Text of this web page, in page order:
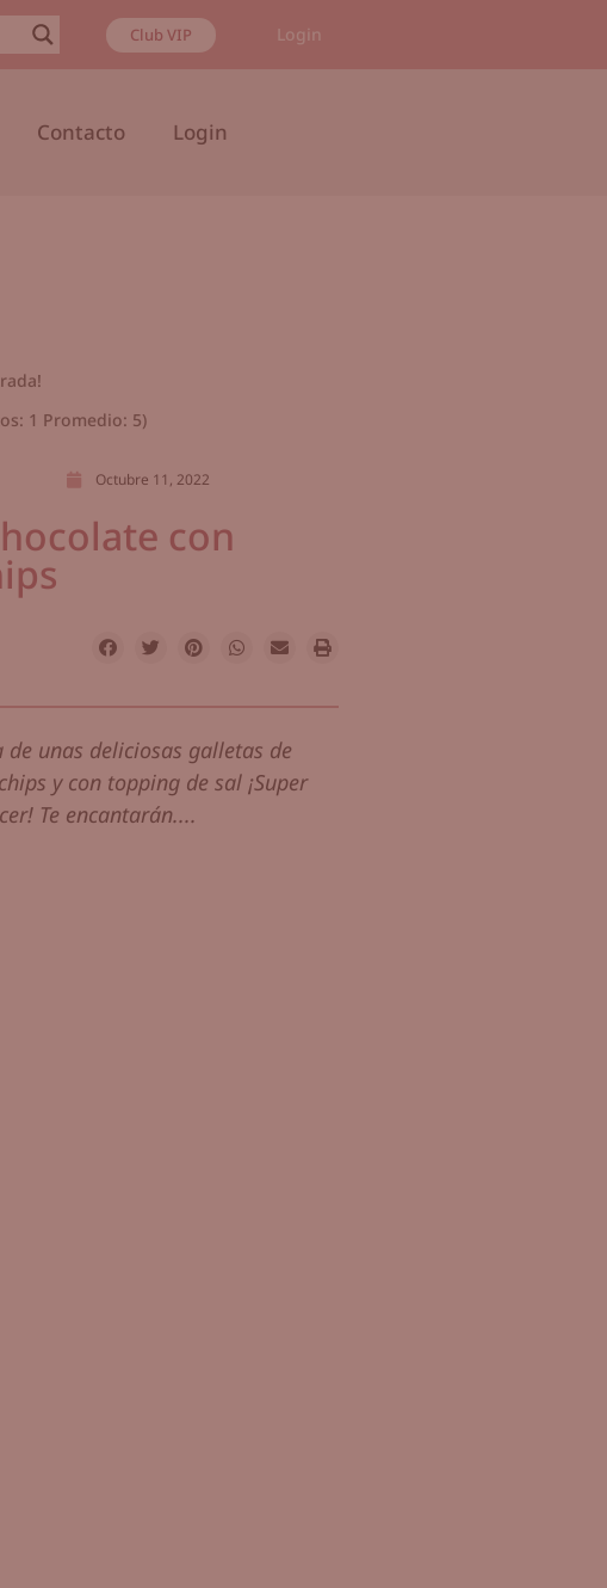
Club VIP Login
Contacto Login
1 Promedio: 5)
Octubre 11, 2022
con
unas deliciosas galletas de
y con topping de sal ¡Super
Te encantarán....